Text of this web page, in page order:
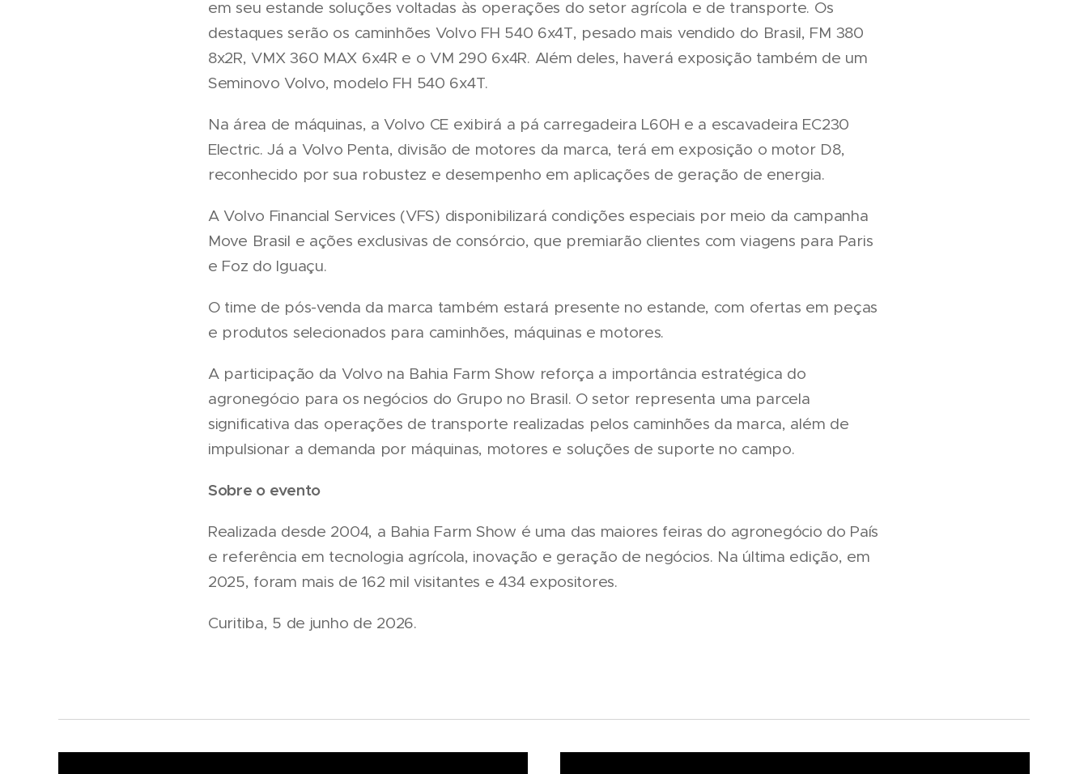
em seu estande soluções voltadas às operações do setor agrícola e de transporte. Os
destaques serão os caminhões Volvo FH 540 6x4T, pesado mais vendido do Brasil, FM 380
8x2R, VMX 360 MAX 6x4R e o VM 290 6x4R. Além deles, haverá exposição também de um
Seminovo Volvo, modelo FH 540 6x4T.
Na área de máquinas, a Volvo CE exibirá a pá carregadeira L60H e a escavadeira EC230
Electric. Já a Volvo Penta, divisão de motores da marca, terá em exposição o motor D8,
reconhecido por sua robustez e desempenho em aplicações de geração de energia.
A Volvo Financial Services (VFS) disponibilizará condições especiais por meio da campanha
Move Brasil e ações exclusivas de consórcio, que premiarão clientes com viagens para Paris
e Foz do Iguaçu.
O time de pós-venda da marca também estará presente no estande, com ofertas em peças
e produtos selecionados para caminhões, máquinas e motores.
A participação da Volvo na Bahia Farm Show reforça a importância estratégica do
agronegócio para os negócios do Grupo no Brasil. O setor representa uma parcela
significativa das operações de transporte realizadas pelos caminhões da marca, além de
impulsionar a demanda por máquinas, motores e soluções de suporte no campo.
Sobre o evento
Realizada desde 2004, a Bahia Farm Show é uma das maiores feiras do agronegócio do País
e referência em tecnologia agrícola, inovação e geração de negócios. Na última edição, em
2025, foram mais de 162 mil visitantes e 434 expositores.
Curitiba, 5 de junho de 2026.